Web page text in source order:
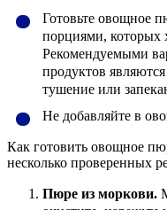
Готовьте овощное
порциями, которых
Рекомендуемыми
продуктов
тушение или
Не добавляйте в
Как готовить овощное
несколько проверенных
Пюре из моркови.